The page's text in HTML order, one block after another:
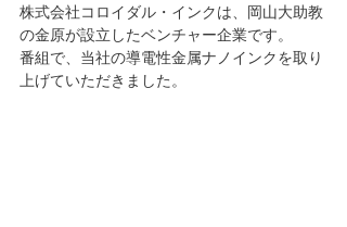
株式会社コロイダル・インクは、岡山大助教
の金原が設立したベンチャー企業です。
番組で、当社の導電性金属ナノインクを取り
上げていただきました。